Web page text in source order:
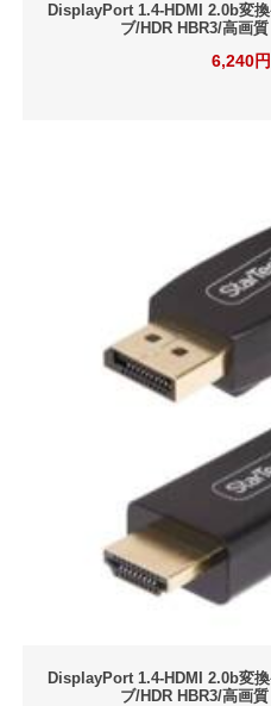
DisplayPort 1.4-HDMI 2.0b変
ブ/HDR HBR3/高画
6,240
DisplayPort 1.4-HDMI 2.0b変
ブ/HDR HBR3/高画